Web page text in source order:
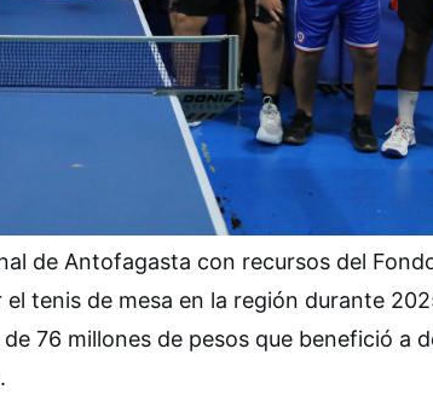
de Antofagasta con recursos del
tenis de mesa en la región durante
76 millones de pesos que benefició a